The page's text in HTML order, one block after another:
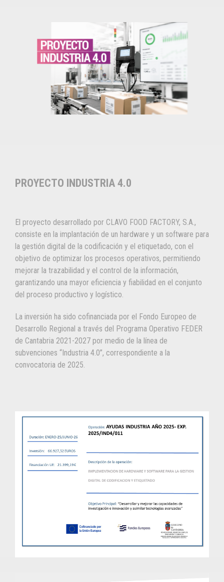
PROYECTO INDUSTRIA 4.0
El proyecto desarrollado por CLAVO FOOD FACTORY, S.A.,
consiste en la implantación de un hardware y un software para
la gestión digital de la codificación y el etiquetado, con el
objetivo de optimizar los procesos operativos, permitiendo
mejorar la trazabilidad y el control de la información,
garantizando una mayor eficiencia y fiabilidad en el conjunto
del proceso productivo y logístico.
La inversión ha sido cofinanciada por el Fondo Europeo de
Desarrollo Regional a través del Programa Operativo FEDER
de Cantabria 2021-2027 por medio de la línea de
subvenciones “Industria 4.0”, correspondiente a la
convocatoria de 2025.